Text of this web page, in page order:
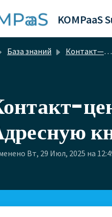
KOMPaaS
База знаний Контакт—центр ИИ
Вт, 29 Июл, 2025 на